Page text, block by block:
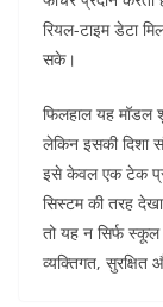
रियल-टाइम डेटा
सके।
फिलहाल यह
लेकिन इसकी दिशा
इसे केवल एक टेक
सिस्टम की तरह
तो यह न सिर्फ
व्यक्तिगत, सुरक्षित